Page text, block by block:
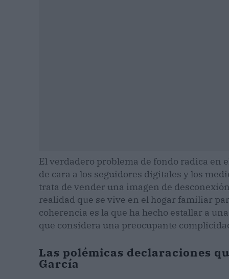
El verdadero problema de fondo radica en
de cara a los seguidores digitales y los
trata de vender una imagen de
realidad que se vive en el hogar familiar
coherencia es la que ha hecho estallar a
que considera una preocupante
Las polémicas declaraciones
García